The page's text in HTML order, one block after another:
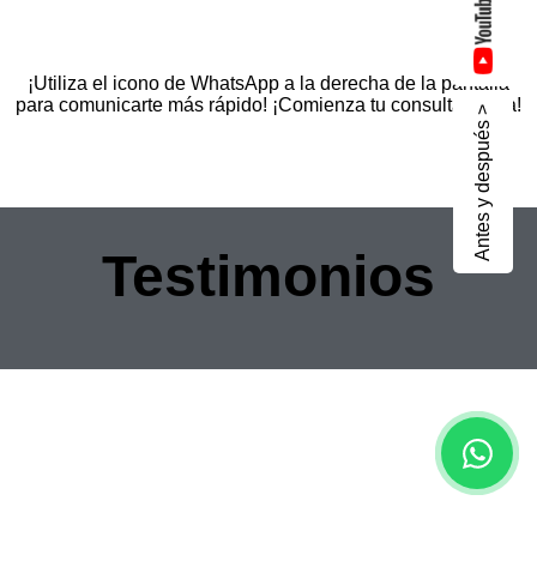
¡Utiliza el icono de WhatsApp a la derecha de la pantalla
para comunicarte más rápido! ¡Comienza tu consulta ahora!
Testimonios
Antes y después >